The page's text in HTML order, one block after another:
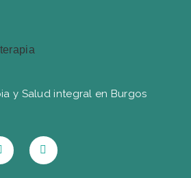
y Salud integral en Burgos